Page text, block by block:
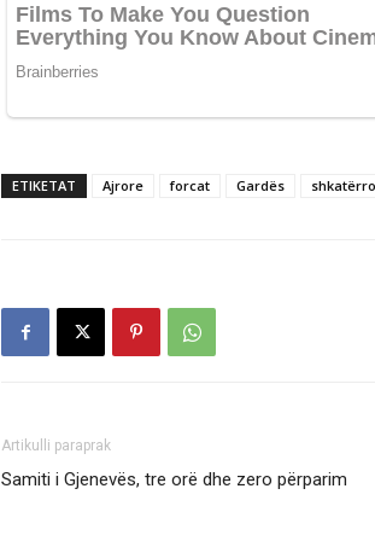
ETIKETAT Ajrore forcat Gardës
Artikulli paraprak
Samiti i Gjenevës, tre orë dhe zero përparim